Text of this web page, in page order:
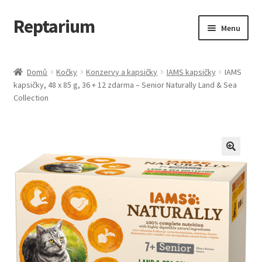
Přeskočit
na
Přejít
k
webu
Reptarium Menu
Košík
Obchod
Pokladna
Vše pro kočky
Domů Kočky Konzervy a kapsičky IAMS kapsičky
IAMS
kapsičky, 48 x 85 g, 36 + 12 zdarma – Senior Naturally Land & Sea
Collection